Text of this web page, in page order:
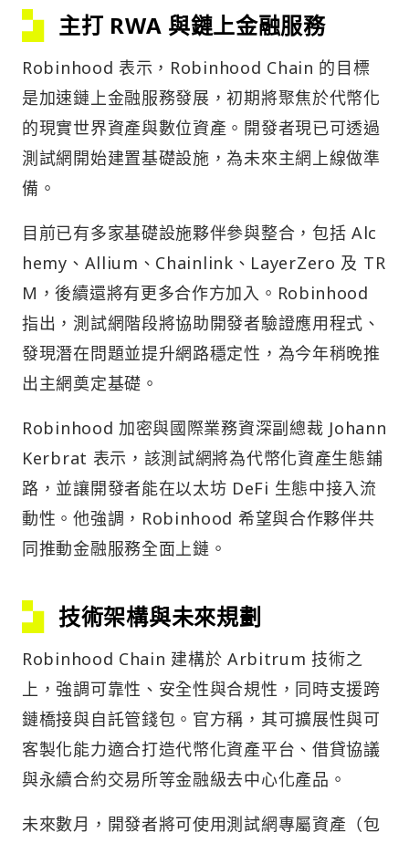
主打 RWA 與鏈上金融服務
Robinhood 表示，Robinhood Chain 的目標
是加速鏈上金融服務發展，初期將聚焦於代幣化
的現實世界資產與數位資產。開發者現已可透過
測試網開始建置基礎設施，為未來主網上線做準
備。
目前已有多家基礎設施夥伴參與整合，包括 Alc
hemy、Allium、Chainlink、LayerZero 及 TR
M，後續還將有更多合作方加入。Robinhood
指出，測試網階段將協助開發者驗證應用程式、
發現潛在問題並提升網路穩定性，為今年稍晚推
出主網奠定基礎。
Robinhood 加密與國際業務資深副總裁 Johann
Kerbrat 表示，該測試網將為代幣化資產生態鋪
路，並讓開發者能在以太坊 DeFi 生態中接入流
動性。他強調，Robinhood 希望與合作夥伴共
同推動金融服務全面上鏈。
技術架構與未來規劃
Robinhood Chain 建構於 Arbitrum 技術之
上，強調可靠性、安全性與合規性，同時支援跨
鏈橋接與自託管錢包。官方稱，其可擴展性與可
客製化能力適合打造代幣化資產平台、借貸協議
與永續合約交易所等金融級去中心化產品。
未來數月，開發者將可使用測試網專屬資產（包